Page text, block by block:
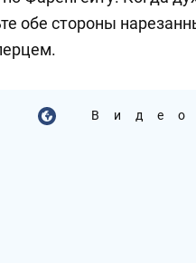
обе стороны